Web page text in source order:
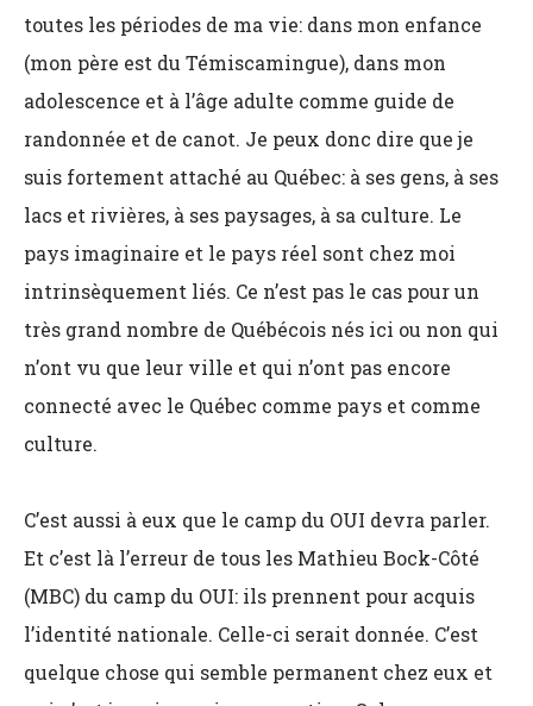
toutes les périodes de ma vie: dans mon enfance
(mon père est du Témiscamingue), dans mon
adolescence et à l’âge adulte comme guide de
randonnée et de canot. Je peux donc dire que je
suis fortement attaché au Québec: à ses gens, à ses
lacs et rivières, à ses paysages, à sa culture. Le
pays imaginaire et le pays réel sont chez moi
intrinsèquement liés. Ce n’est pas le cas pour un
très grand nombre de Québécois nés ici ou non qui
n’ont vu que leur ville et qui n’ont pas encore
connecté avec le Québec comme pays et comme
culture.
C’est aussi à eux que le camp du OUI devra parler.
Et c’est là l’erreur de tous les Mathieu Bock-Côté
(MBC) du camp du OUI: ils prennent pour acquis
l’identité nationale. Celle-ci serait donnée. C’est
quelque chose qui semble permanent chez eux et